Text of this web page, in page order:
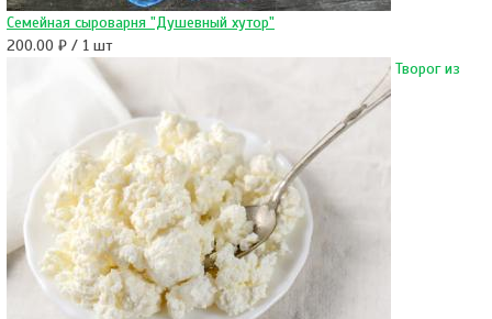
Семейная сыроварня "Душевный хутор"
200.00 ₽ / 1 шт
Творог из